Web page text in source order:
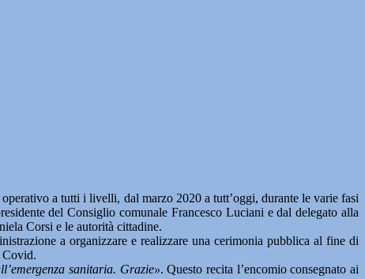
a tutti i livelli, dal marzo 2020 a tutt’oggi, durante le varie fasi
del Consiglio comunale Francesco Luciani e dal delegato alla
Corsi e le autorità cittadine.
a organizzare e realizzare una cerimonia pubblica al fine di
Covid.
sanitaria. Grazie». Questo recita l’encomio consegnato ai